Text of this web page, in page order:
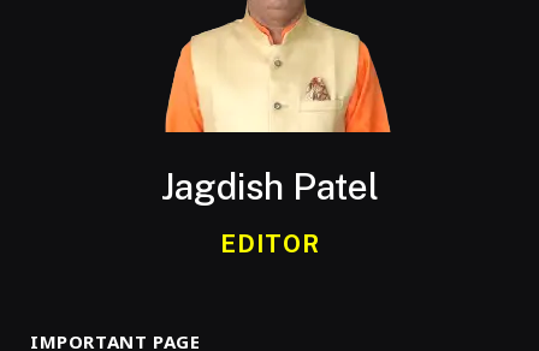
Jagdish Patel
EDITOR
IMPORTANT PAGE